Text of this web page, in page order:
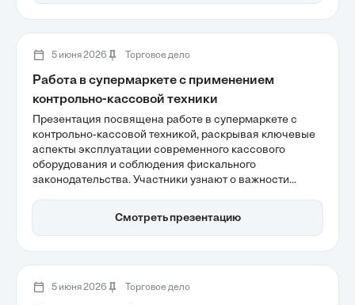
5 июня 2026 Торговое дело
Работа в супермаркете с применением
контрольно-кассовой техники
Презентация посвящена работе в супермаркете с
контрольно-кассовой техникой, раскрывая ключевые
аспекты эксплуатации современного кассового
оборудования и соблюдения фискального
законодательства. Участники узнают о важности
юридической чистоты сделок и о том, как
автоматизированные системы маркировки помогают
современных требований ритейла.
Смотреть презентацию
5 июня 2026 Торговое дело